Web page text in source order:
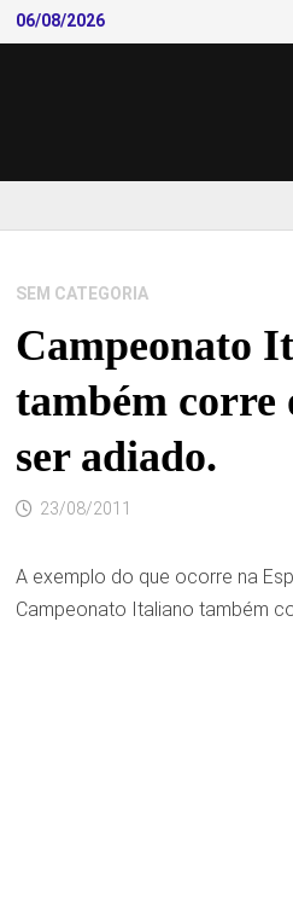
Skip
to
06/08/2026
SEM CATEGORIA
Campeonato
também corre
ser adiado.
23/08/2011
A exemplo do que ocorre na
Campeonato Italiano também